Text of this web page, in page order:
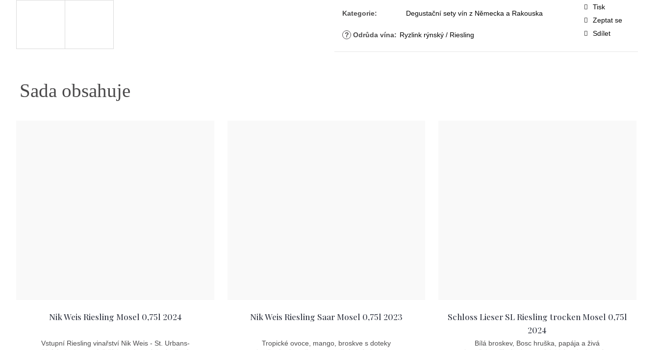
Kategorie: Degustační sety vín z Německa a Rakouska
? Odrůda vína: Ryzlink rýnský / Riesling
Tisk
Zeptat se
Sdílet
Nik Weis Riesling Mosel 0,75l 2024
Vstupní Riesling vinařství Nik Weis - St. Urbans-
Nik Weis Riesling Saar Mosel 0,75l 2023
Tropické ovoce, mango, broskve s doteky
Schloss Lieser SL Riesling trocken Mosel 0,75l
2024
Bílá broskev, Bosc hruška, papája a živá